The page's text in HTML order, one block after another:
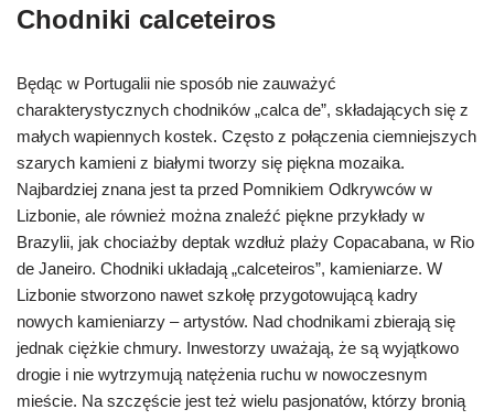
Chodniki calceteiros
Będąc w Portugalii nie sposób nie zauważyć
charakterystycznych chodników „calca de”, składających się z
małych wapiennych kostek. Często z połączenia ciemniejszych
szarych kamieni z białymi tworzy się piękna mozaika.
Najbardziej znana jest ta przed Pomnikiem Odkrywców w
Lizbonie, ale również można znaleźć piękne przykłady w
Brazylii, jak chociażby deptak wzdłuż plaży Copacabana, w Rio
de Janeiro. Chodniki układają „calceteiros”, kamieniarze. W
Lizbonie stworzono nawet szkołę przygotowującą kadry
nowych kamieniarzy – artystów. Nad chodnikami zbierają się
jednak ciężkie chmury. Inwestorzy uważają, że są wyjątkowo
drogie i nie wytrzymują natężenia ruchu w nowoczesnym
mieście. Na szczęście jest też wielu pasjonatów, którzy bronią